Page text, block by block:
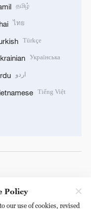
தமிழ்
ไทย
Türkçe
Українська
اردو
Tiếng Việt
Policy
our use of cookies, revised